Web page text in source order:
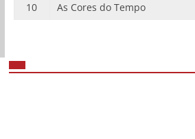
10
As Cores do Tempo